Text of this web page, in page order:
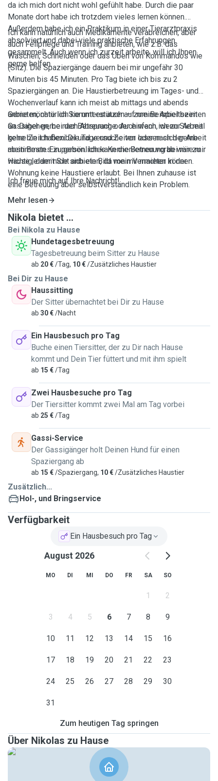
da ich mich dort nicht wohl gefühlt habe. Durch die paar
Monate dort habe ich trotzdem vieles lernen können.
Außerdem habe ich ein Praktikum in einer Tierarztpraxis
absolviert und dabei viele praktische Erfahrungen
gesammelt. Auch wenn ich zurzeit arbeite, will ich Ihnen
gerne helfen.
Ich kann natürlich auch Medikamente verabreichen, aber
auch Fellpflege und Training anbieten, wie z.B. das
Waschen, Schneiden oder das Üben von Kommandos wie
(Sitz). Die Spaziergänge dauern bei mir ungefähr 30
Minuten bis 45 Minuten. Pro Tag biete ich bis zu 2
Spaziergängen an. Die Haustierbetreuung im Tages- und
Wochenverlauf kann ich meist ab mittags und abends
anbieten, natürlich kommt es auch auf meine Arbeitszeiten
an. Daher gerne nach Absprache. Auch wenn ich zur Arbeit
gehe bin ich flexibel und versuche vor oder nach der Arbeit
mein Bestes zu geben. Ich kann die Betreuung bei mir zu
Hause leider nicht anbieten, da mein Vermieter in der
Wohnung keine Haustiere erlaubt. Bei Ihnen zuhause ist
eine Betreuung aber selbstverständlich kein Problem.
Gerne möchte ich Sie unterstützen – zum Beispiel beim
Gassigehen, bei der Betreuung oder einfach, wenn Sie mal
keine Zeit haben. Die Tage und Zeiten lassen sich gerne
abstimmen. Ein persönliches Kennenlernen vorab wäre mir
wichtig, damit Sie sich ein Bild von mir machen können.
Ich freue mich auf Ihre Nachricht!
Mehr lesen
Nikola bietet ...
Bei Nikola zu Hause
Hundetagesbetreuung
Tagesbetreuung beim Sitter zu Hause
ab 20 €/Tag, 10 €/Zusätzliches Haustier
Bei Dir zu Hause
Haussitting
Der Sitter übernachtet bei Dir zu Hause
ab 30 €/Nacht
Ein Hausbesuch pro Tag
Buche einen Tiersitter, der zu Dir nach Hause
kommt und Dein Tier füttert und mit ihm spielt
ab 15 €/Tag
Zwei Hausbesuche pro Tag
Der Tiersitter kommt zwei Mal am Tag vorbei
ab 25 €/Tag
Gassi-Service
Der Gassigänger holt Deinen Hund für einen
Spaziergang ab
ab 15 €/Spaziergang, 10 €/Zusätzliches Haustier
Zusätzlich...
Hol-, und Bringservice
Verfügbarkeit
Ein Hausbesuch pro Tag
August 2026
MO DI MI DO FR SA SO
1 2
3 4 5 6 7 8 9
10 11 12 13 14 15 16
17 18 19 20 21 22 23
24 25 26 27 28 29 30
31
Zum heutigen Tag springen
Über Nikolas zu Hause